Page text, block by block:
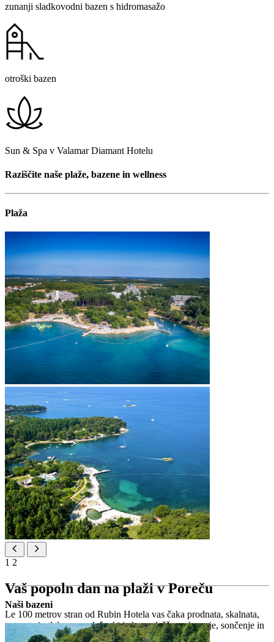
zunanji sladkovodni bazen s hidromasažo
otroški bazen
Sun & Spa v Valamar Diamant Hotelu
Raziščite naše plaže, bazene in wellness
Plaža
1 2
Vaš popoln dan na plaži v Poreču
Le 100 metrov stran od Rubin Hotela vas čaka prodnata, skalnata,
travnata in tlakovana plaža, ki je kot nalašč za plavanje, sončenje in
celodnevno zabavo na soncu.
Naši bazeni